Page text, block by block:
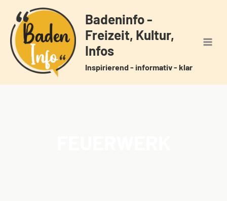
Inhalt
springen
Badeninfo -
Freizeit, Kultur,
Infos
Inspirierend - informativ - klar